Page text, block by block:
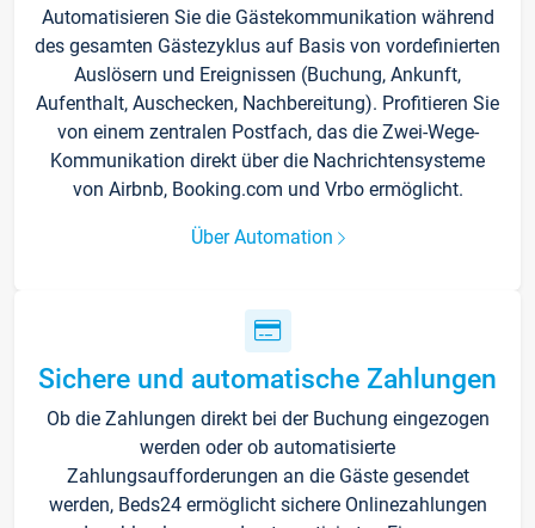
Automatisieren Sie die Gästekommunikation während
des gesamten Gästezyklus auf Basis von vordefinierten
Auslösern und Ereignissen (Buchung, Ankunft,
Aufenthalt, Auschecken, Nachbereitung). Profitieren Sie
von einem zentralen Postfach, das die Zwei-Wege-
Kommunikation direkt über die Nachrichtensysteme
von Airbnb, Booking.com und Vrbo ermöglicht.
Über Automation
Sichere und automatische Zahlungen
Ob die Zahlungen direkt bei der Buchung eingezogen
werden oder ob automatisierte
Zahlungsaufforderungen an die Gäste gesendet
werden, Beds24 ermöglicht sichere Onlinezahlungen